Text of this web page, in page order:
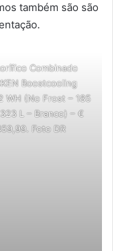
também são são
Combinado
Boostcooling
WH (No Frost – 185
L – Branco) – €
Foto DR